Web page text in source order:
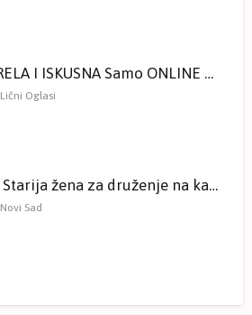
ZRELA I ISKUSNA Samo ONLINE druženje na kameri
Lični Oglasi
Starija žena za druženje na kameri
Novi Sad